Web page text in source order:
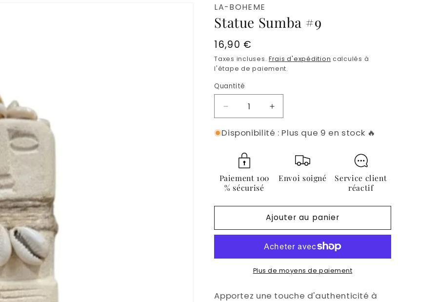
LA-BOHEME
Statue Sumba #9
Prix
habituel
16,90 €
Taxes incluses.Frais d'expédition calculés à
l'étape de paiement.
Quantité
Quantité
Réduire
la
quantité
Statue
Sumba
#9
Augmenter
la
quantité
Statue
Sumba
#9
Disponibilité : Plus que 9 en stock 🔥
Paiement 100
% sécurisé
Envoi soigné
Service client
réactif
Ajouter au panier
Plus de moyens de paiement
Apportez une touche d'authenticité à